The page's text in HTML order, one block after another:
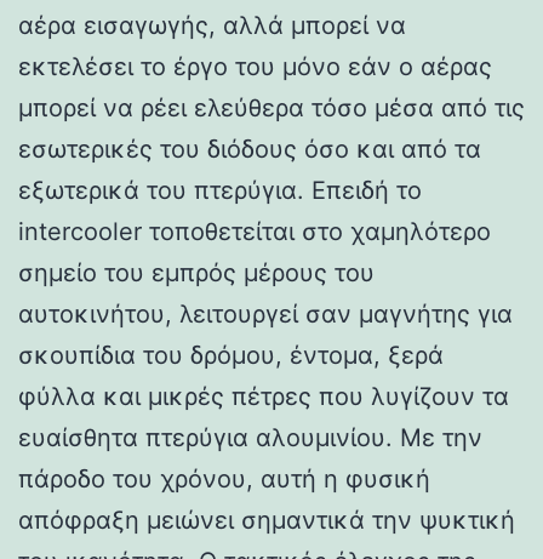
αέρα εισαγωγής, αλλά μπορεί να
εκτελέσει το έργο του μόνο εάν ο αέρας
μπορεί να ρέει ελεύθερα τόσο μέσα από τις
εσωτερικές του διόδους όσο και από τα
εξωτερικά του πτερύγια. Επειδή το
intercooler τοποθετείται στο χαμηλότερο
σημείο του εμπρός μέρους του
αυτοκινήτου, λειτουργεί σαν μαγνήτης για
σκουπίδια του δρόμου, έντομα, ξερά
φύλλα και μικρές πέτρες που λυγίζουν τα
ευαίσθητα πτερύγια αλουμινίου. Με την
πάροδο του χρόνου, αυτή η φυσική
απόφραξη μειώνει σημαντικά την ψυκτική